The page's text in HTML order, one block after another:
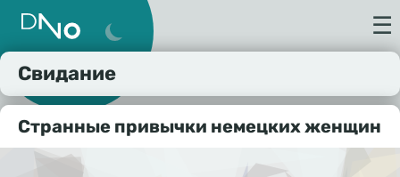
☰
Свидание
Странные привычки немецких женщин